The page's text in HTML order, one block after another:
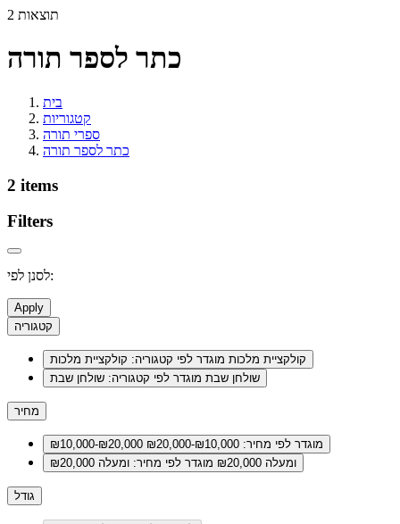
2 תוצאות
כתר לספר תורה
בית
קטגוריות
ספרי תורה
כתר לספר תורה
2 items
Filters
לסנן לפי:
Apply
קטגוריה
קולקציית מלכות מוגדר לפי קטגוריה: קולקציית מלכות
שולחן שבת מוגדר לפי קטגוריה: שולחן שבת
מחיר
₪10,000-₪20,000
מוגדר לפי מחיר: ₪10,000-₪20,000
ומעלה ₪20,000
מוגדר לפי מחיר: ומעלה ₪20,000
גודל